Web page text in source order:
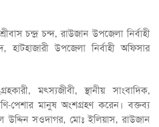
চন্দ্র চন্দ, রাউজান উপজেলা নির্বাহী
উপজেলা নির্বাহী অফিসার
মৎস্যজীবী, স্থানীয় সাংবাদিক,
পেশার মানুষ অংশগ্রহণ করেন। বক্তব্য
উদ্দিন সওদাগর, মোঃ ইলিয়াস, রাউজান